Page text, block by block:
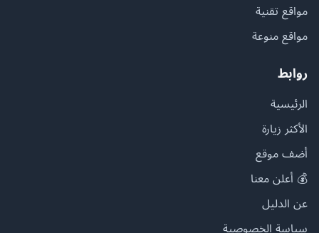
مواقع تقنية
مواقع منوعة
روابط
الرئيسية
الأكثر زيارة
أضف موقع
💰 أعلن معنا
عن الدليل
سياسة الخصوصية